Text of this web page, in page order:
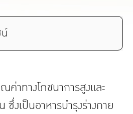
าทางโภชนาการสูงและ
ซึ่งเป็นอาหารบำรุงร่างกาย